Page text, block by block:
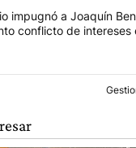
con el título "Di
impugnó a Joaquín
conflicto de intereses
Tierras